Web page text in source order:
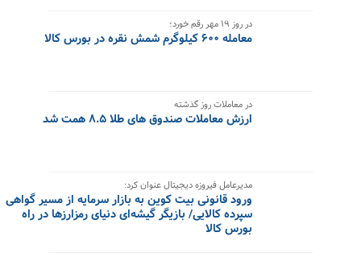
در روز ۱۹ مهر رقم خورد؛
معامله ۶۰۰ کیلوگرم شمش نقره در بورس کالا
در معاملات روز گذشته
ارزش معاملات صندوق های طلا ۸.۵ همت شد
مدیرعامل فیروزه دیجیتال عنوان کرد:
ورود قانونی بیت کوین به بازار سرمایه از مسیر گواهی
سپرده کالایی/ بازیگر گیشه‌ای دنیای رمزارزها در راه
بورس کالا